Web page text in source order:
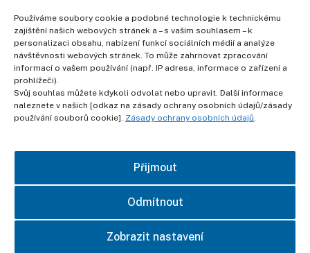
Používáme soubory cookie a podobné technologie k technickému
zajištění našich webových stránek a – s vaším souhlasem – k
personalizaci obsahu, nabízení funkcí sociálních médií a analýze
návštěvnosti webových stránek. To může zahrnovat zpracování
informací o vašem používání (např. IP adresa, informace o zařízení a
prohlížeči).
Svůj souhlas můžete kdykoli odvolat nebo upravit. Další informace
naleznete v našich [odkaz na zásady ochrany osobních údajů/zásady
používání souborů cookie]. Zásady ochrany osobních údajů.
Přijmout
Odmítnout
Zobrazit nastavení
informace
Obchodní podmínky
Ochrana osobních údajů